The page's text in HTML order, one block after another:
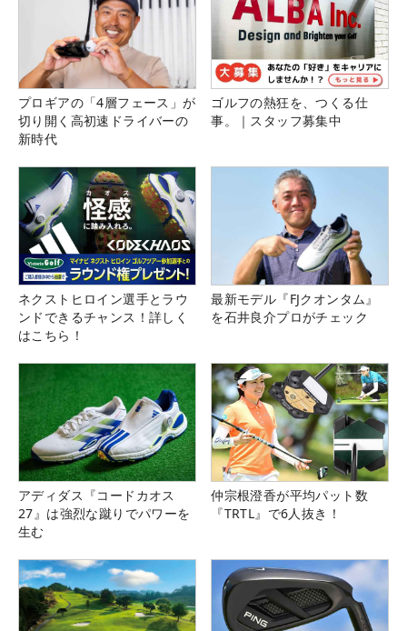
プロギアの「4層フェース」が
切り開く高初速ドライバーの
新時代
ゴルフの熱狂を、つくる仕
事。｜スタッフ募集中
ネクストヒロイン選手とラウ
ンドできるチャンス！詳しく
はこちら！
最新モデル『FJクオンタム』
を石井良介プロがチェック
アディダス『コードカオス
27』は強烈な蹴りでパワーを
生む
仲宗根澄香が平均パット数
『TRTL』で6人抜き！